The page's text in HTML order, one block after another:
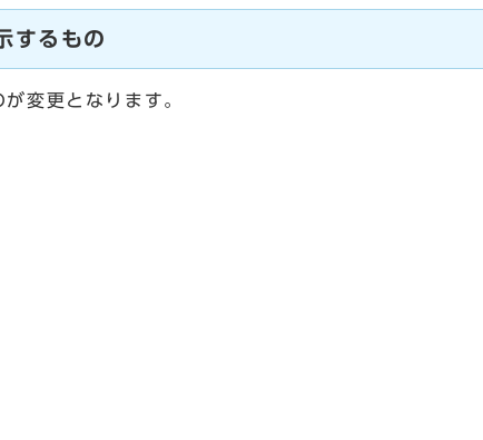
するもの
変更となります。